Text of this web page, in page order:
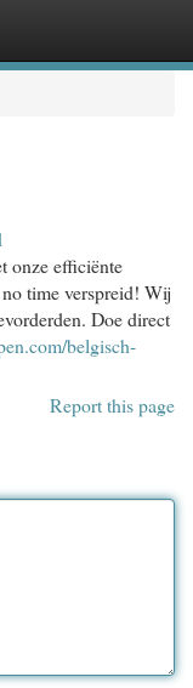
onze efficiënte
time verspreid! Wij
Doe direct
belgisch-
Report this page